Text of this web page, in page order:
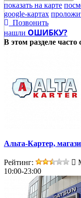
показать на карте
google-картах
Позвонить
нашли ОШИБКУ?
В этом разделе часто
Альта-Картер,
Рейтинг:
10:00-23:00